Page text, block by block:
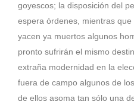
goyescos; la disposición del
espera órdenes, mientras
yacen ya muertos algunos
pronto sufrirán el mismo
extraña modernidad en la
fuera de campo algunos de
de ellos asoma tan sólo una